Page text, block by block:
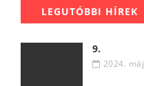
LEGUTÓBBI HÍREK
9.
2024.